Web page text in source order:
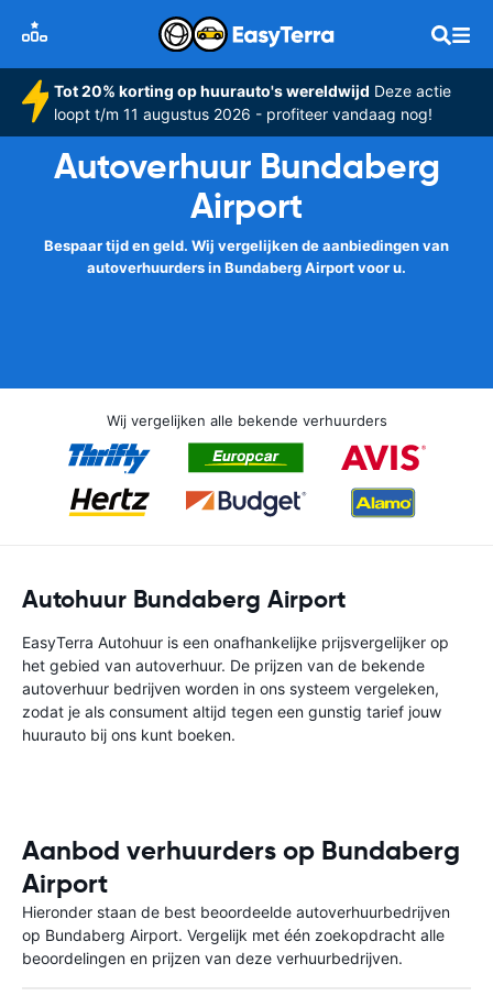
Tot 20% korting op huurauto's wereldwijd Deze actie
loopt t/m 11 augustus 2026 - profiteer vandaag nog!
Autoverhuur Bundaberg
Airport
Bespaar tijd en geld. Wij vergelijken de aanbiedingen van
autoverhuurders in Bundaberg Airport voor u.
Wij vergelijken alle bekende verhuurders
Autohuur Bundaberg Airport
EasyTerra Autohuur is een onafhankelijke prijsvergelijker op
het gebied van autoverhuur. De prijzen van de bekende
autoverhuur bedrijven worden in ons systeem vergeleken,
zodat je als consument altijd tegen een gunstig tarief jouw
huurauto bij ons kunt boeken.
Aanbod verhuurders op Bundaberg
Airport
Hieronder staan de best beoordeelde autoverhuurbedrijven
op Bundaberg Airport. Vergelijk met één zoekopdracht alle
beoordelingen en prijzen van deze verhuurbedrijven.